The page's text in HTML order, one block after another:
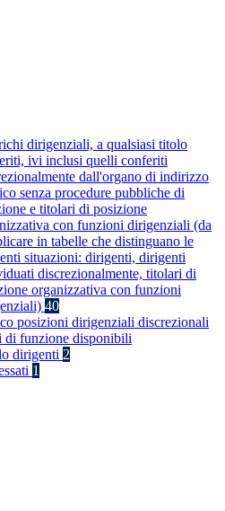
dirigenziali, a qualsiasi titolo
ivi inclusi quelli conferiti
dall'organo di indirizzo
senza procedure pubbliche di
e titolari di posizione
con funzioni dirigenziali (da
in tabelle che distinguano le
situazioni: dirigenti, dirigenti
discrezionalmente, titolari di
organizzativa con funzioni
40
posizioni dirigenziali discrezionali
di funzione disponibili
dirigenti 2
1